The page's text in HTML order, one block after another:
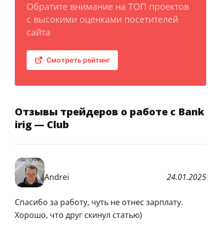
Обратите внимание на ТОП проектов
с высокими оценками посетителей
сайта
Смотреть рейтинг
Отзывы трейдеров о работе с Bank
irig — Club
Andrei 24.01.2025
Спасибо за работу, чуть не отнес зарплату.
Хорошо, что друг скинул статью)